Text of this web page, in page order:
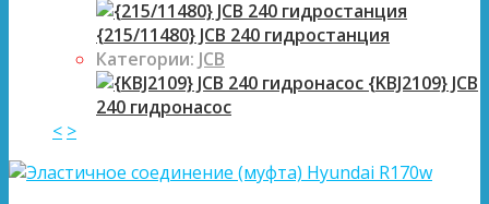
{215/11480} JCB 240 гидростанция
Категории: JCB
{KBJ2109} JCB
240 гидронасос
< >